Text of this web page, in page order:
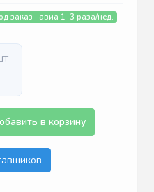
заказ · авиа 1–3 раза/нед.
в корзину